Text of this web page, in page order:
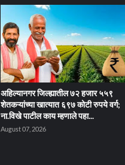
अहिल्यानगर जिल्ह्यातील ७२ हजार ५५९
शेतकऱ्यांच्या खात्यात ६९७ कोटी रुपये वर्ग;
ना.विखे पाटील काय म्हणाले पहा...
August 07, 2026